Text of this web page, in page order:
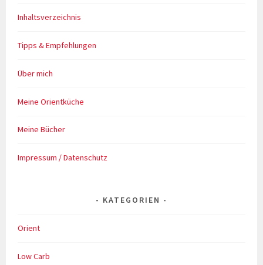
Inhaltsverzeichnis
Tipps & Empfehlungen
Über mich
Meine Orientküche
Meine Bücher
Impressum / Datenschutz
KATEGORIEN
Orient
Low Carb